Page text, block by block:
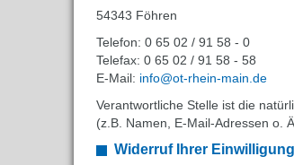
54343 Föhren
Telefon: 0 65 02 / 91 58 - 0
Telefax: 0 65 02 / 91 58 - 58
E-Mail: info@ot-rhein-main.de
Verantwortliche Stelle ist die
(z.B. Namen, E-Mail-Adressen o.
Widerruf Ihrer